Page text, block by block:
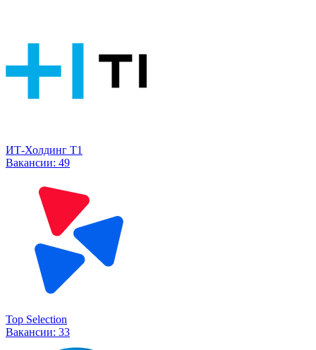
ИТ-Холдинг Т1
Вакансии: 49
Top Selection
Вакансии: 33